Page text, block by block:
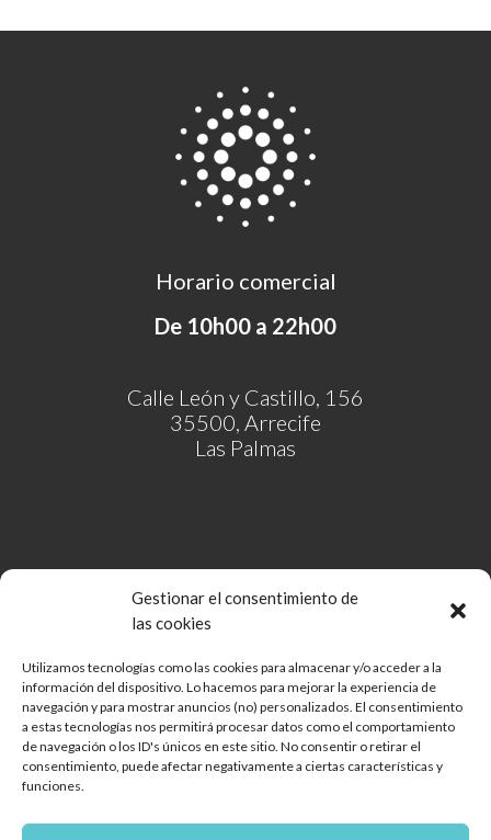
Gestionar el consentimiento de
las cookies
Utilizamos tecnologías como las cookies para almacenar y/o acceder a la
información del dispositivo. Lo hacemos para mejorar la experiencia de
navegación y para mostrar anuncios (no) personalizados. El consentimiento
a estas tecnologías nos permitirá procesar datos como el comportamiento
de navegación o los ID's únicos en este sitio. No consentir o retirar el
consentimiento, puede afectar negativamente a ciertas características y
funciones.
Horario comercial
De 10h00 a 22h00
Calle León y Castillo, 156
35500, Arrecife
Las Palmas
Comunidad de Bienes Open Mall Lanzarote CB
Aviso legal
Política de cookies
Protección de Datos
Diseño web